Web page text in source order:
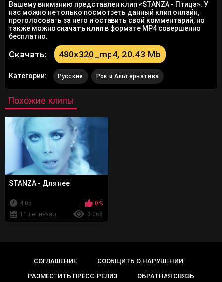
Вашему вниманию представлен клип «STANZA - Птица». У
нас можно не только посмотреть данный клип онлайн,
проголосовать за него и оставить свой комментарий, но
также можно скачать клип в формате MP4 совершенно
бесплатно.
Скачать: 480x320_mp4, 20.43 Mb
Категории: Русские Рок и Альтернатива
Похожие клипы
STANZA - Для нее
4:05
0%
11 лет назад
3 068
СОГЛАШЕНИЕ
СООБЩИТЬ О НАРУШЕНИИ
РАЗМЕСТИТЬ ПРЕСС-РЕЛИЗ
ОБРАТНАЯ СВЯЗЬ